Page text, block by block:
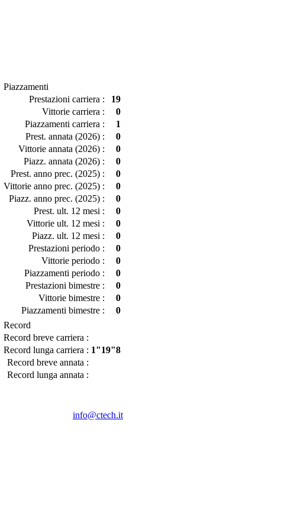
Piazzamenti
Prestazioni carriera :
19
Vittorie carriera :
0
Piazzamenti carriera :
1
Prest. annata (2026) :
0
Vittorie annata (2026) :
0
Piazz. annata (2026) :
0
Prest. anno prec. (2025) :
0
Vittorie anno prec. (2025) :
0
Piazz. anno prec. (2025) :
0
Prest. ult. 12 mesi :
0
Vittorie ult. 12 mesi :
0
Piazz. ult. 12 mesi :
0
Prestazioni periodo :
0
Vittorie periodo :
0
Piazzamenti periodo :
0
Prestazioni bimestre :
0
Vittorie bimestre :
0
Piazzamenti bimestre :
0
Record
Record breve carriera :
Record lunga carriera : 1"19"8
Record breve annata :
Record lunga annata :
info@ctech.it